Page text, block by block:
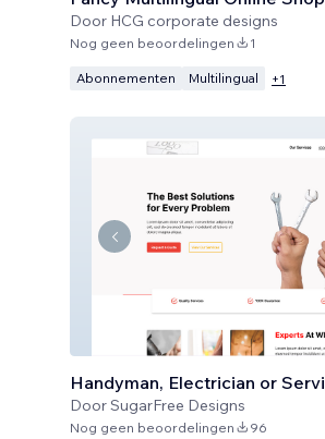
Door HCG corporate designs
Nog geen beoordelingen 1
Abonnementen Multilingual +1
DoorSugarFree Designs
Nog geen beoordelingen 96